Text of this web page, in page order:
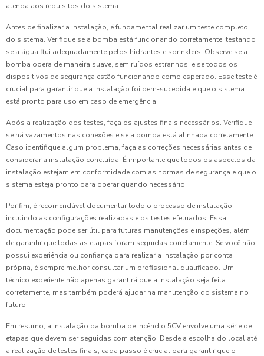
atenda aos requisitos do sistema.
Antes de finalizar a instalação, é fundamental realizar um teste completo
do sistema. Verifique se a bomba está funcionando corretamente, testando
se a água flui adequadamente pelos hidrantes e sprinklers. Observe se a
bomba opera de maneira suave, sem ruídos estranhos, e se todos os
dispositivos de segurança estão funcionando como esperado. Esse teste é
crucial para garantir que a instalação foi bem-sucedida e que o sistema
está pronto para uso em caso de emergência.
Após a realização dos testes, faça os ajustes finais necessários. Verifique
se há vazamentos nas conexões e se a bomba está alinhada corretamente.
Caso identifique algum problema, faça as correções necessárias antes de
considerar a instalação concluída. É importante que todos os aspectos da
instalação estejam em conformidade com as normas de segurança e que o
sistema esteja pronto para operar quando necessário.
Por fim, é recomendável documentar todo o processo de instalação,
incluindo as configurações realizadas e os testes efetuados. Essa
documentação pode ser útil para futuras manutenções e inspeções, além
de garantir que todas as etapas foram seguidas corretamente. Se você não
possui experiência ou confiança para realizar a instalação por conta
própria, é sempre melhor consultar um profissional qualificado. Um
técnico experiente não apenas garantirá que a instalação seja feita
corretamente, mas também poderá ajudar na manutenção do sistema no
futuro.
Em resumo, a instalação da bomba de incêndio 5CV envolve uma série de
etapas que devem ser seguidas com atenção. Desde a escolha do local até
a realização de testes finais, cada passo é crucial para garantir que o